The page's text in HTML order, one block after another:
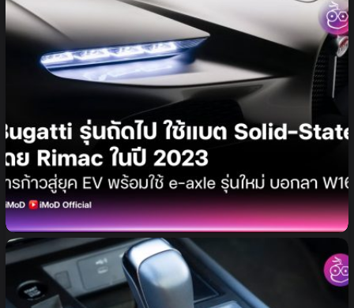
ล่าสุด
Bugatti รุ่นถัดไป อาจมาพร้อมแบต Solid-
State พัฒนาโดย Rimac